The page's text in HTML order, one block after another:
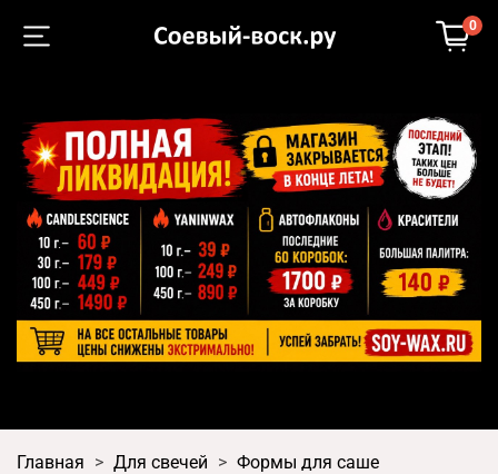
0
Главная Для свечей Формы для саше